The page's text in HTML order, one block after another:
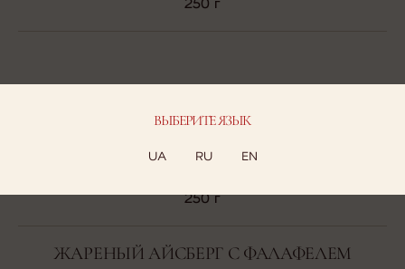
ПАСТА С КОПЧЕНОЙ СВЕКЛОЙ, СЫРОМ
250 г
ЖАРЕНЫЙ АЙСБЕРГ С ФАЛАФЕЛЕМ
ВЫБЕРИТЕ ЯЗЫК
UA RU EN